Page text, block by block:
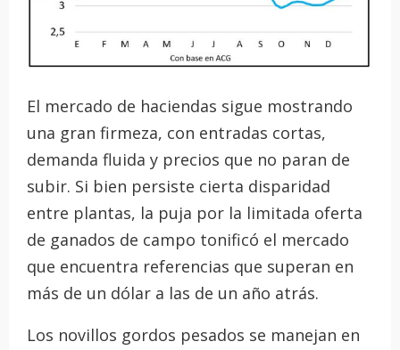
El mercado de haciendas sigue mostrando
una gran firmeza, con entradas cortas,
demanda fluida y precios que no paran de
subir. Si bien persiste cierta disparidad
entre plantas, la puja por la limitada oferta
de ganados de campo tonificó el mercado
que encuentra referencias que superan en
más de un dólar a las de un año atrás.
Los novillos gordos pesados se manejan en